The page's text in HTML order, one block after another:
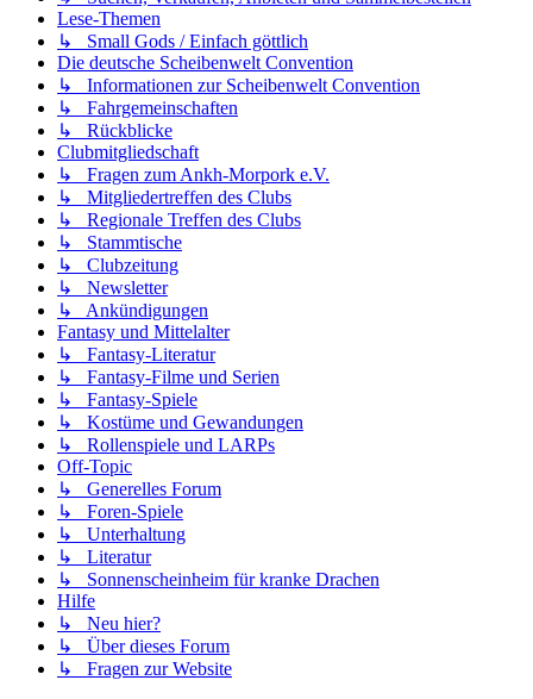
Lese-Themen
↳ Small Gods / Einfach göttlich
Die deutsche Scheibenwelt Convention
↳ Informationen zur Scheibenwelt Convention
↳ Fahrgemeinschaften
↳ Rückblicke
Clubmitgliedschaft
↳ Fragen zum Ankh-Morpork e.V.
↳ Mitgliedertreffen des Clubs
↳ Regionale Treffen des Clubs
↳ Stammtische
↳ Clubzeitung
↳ Newsletter
↳ Ankündigungen
Fantasy und Mittelalter
↳ Fantasy-Literatur
↳ Fantasy-Filme und Serien
↳ Fantasy-Spiele
↳ Kostüme und Gewandungen
↳ Rollenspiele und LARPs
Off-Topic
↳ Generelles Forum
↳ Foren-Spiele
↳ Unterhaltung
↳ Literatur
↳ Sonnenscheinheim für kranke Drachen
Hilfe
↳ Neu hier?
↳ Über dieses Forum
↳ Fragen zur Website